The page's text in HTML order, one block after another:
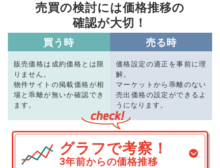
売買の検討には価格推移の
確認が大切！
買う時
販売価格は成約価格とは限
りません。
物件サイトの掲載価格が相
場と乖離が無いか確認でき
ます。
売る時
価格設定の適正を事前に理
解。
マーケットから乖離のない
売出価格の設定ができるよ
うになります。
グラフで考察！
3年前からの価格推移